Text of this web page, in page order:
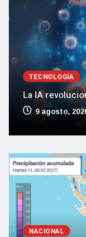
TECNOLOGÍA
La IA
9 agosto,
NACIONAL